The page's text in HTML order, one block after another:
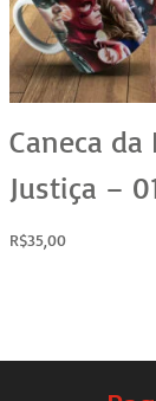
Caneca da
Justiça –
R$35,00